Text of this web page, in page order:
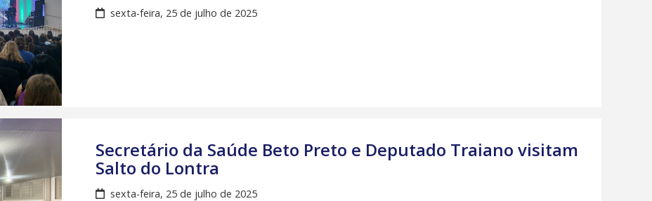
sexta-feira, 25 de julho de 2025
Secretário da Saúde Beto Preto e Deputado Traiano visitam
Salto do Lontra
sexta-feira, 25 de julho de 2025